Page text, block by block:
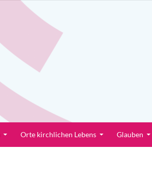
Orte kirchlichen Lebens Glauben